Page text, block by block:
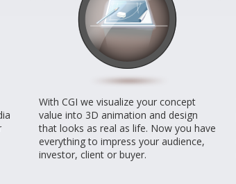
With CGI we visualize your concept
value into 3D animation and design
that looks as real as life. Now you have
everything to impress your audience,
investor, client or buyer.